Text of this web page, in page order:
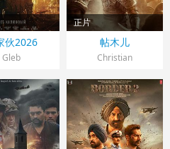
战争片
：Andrey
伙2026
Gleb
正片
乌兹别克斯坦,美国,哈
萨克斯坦> 战争片
2026 导演：雅各布·
帖木儿
Christian
杜,Yulduz
Rajabova,Joshua Jo